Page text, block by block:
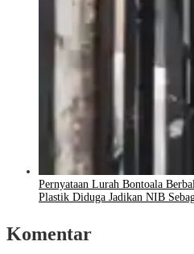
Pernyataan Lurah Bontoala
Plastik Diduga Jadikan NIB
Komentar